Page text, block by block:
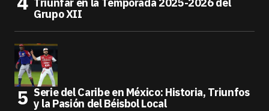
Grupo XII
Serie del Caribe en México: Historia, Triunfos
y la Pasión del Béisbol Local